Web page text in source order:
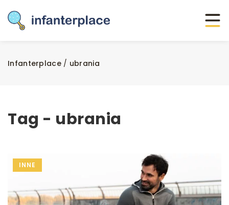
Infanterplace/ ubrania
Tag - ubrania
INNE